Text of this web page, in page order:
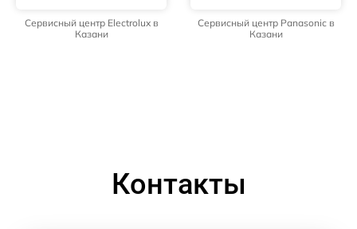
Сервисный центр Electrolux в
Казани
Сервисный центр Panasonic в
Казани
Контакты